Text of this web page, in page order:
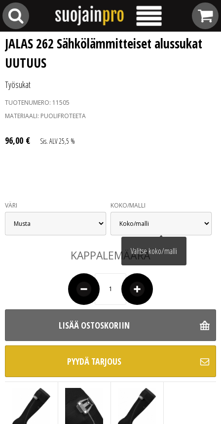
JALAS 262 Sähkölämmitteiset alussukat
UUTUUS
Työsukat
TUOTENUMERO: 11505
MATERIAALI: PUOLIFROTEETA
96,00 € Sis. ALV 25,5 %
VÄRI KOKO/MALLI
KAPPALEMÄÄRÄ
LISÄÄ OSTOSKORIIN
PYYDÄ TARJOUS
Valitse koko/malli